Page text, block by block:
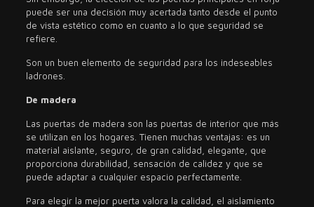
puede ser una decisión muy acertada tanto desde el punto
de vista estético como en cuanto a lo que seguridad se
refiere.
Son un buen elemento de seguridad para los indeseables
ladrones.
De madera
Las puertas de madera son las puertas de interior que más
se utilizan en los hogares. Tienen muchas ventajas: es un
material aislante, seguro, de gran calidad, elegante, que
proporciona durabilidad, sensación de calidez y que se
puede adaptar a cualquier espacio perfectamente.
Para elegir la mejor puerta valora la calidad, el aislamiento